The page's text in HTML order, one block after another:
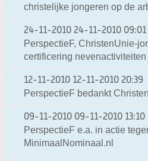
christelijke jongeren op de
24-11-2010 24-11-2010 09:01
PerspectieF, ChristenUnie-
certificering nevenactiviteiten
12-11-2010 12-11-2010 20:39
PerspectieF bedankt
09-11-2010 09-11-2010 13:10
PerspectieF e.a. in actie
MinimaalNominaal.nl